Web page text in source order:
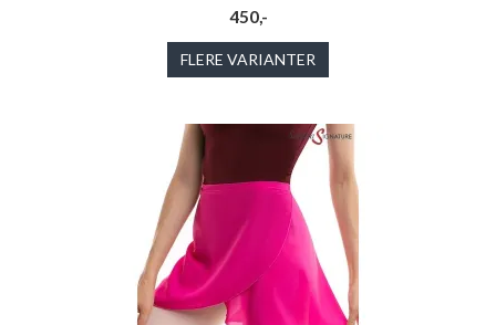
450,-
FLERE VARIANTER